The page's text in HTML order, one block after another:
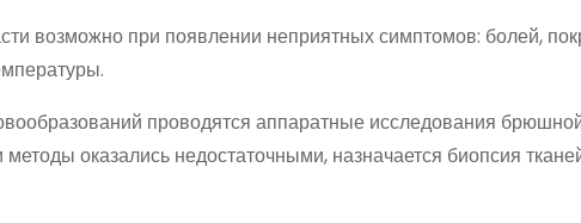
возможно при появлении неприятных симптомов: болей,
проводятся аппаратные исследования
оказались недостаточными, назначается биопсия